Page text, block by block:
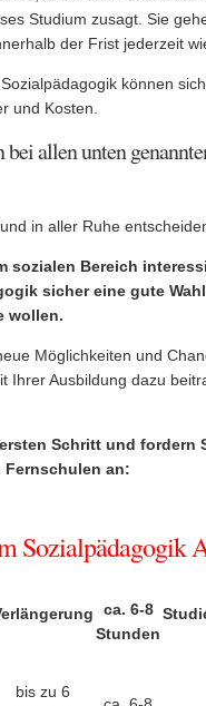
Studium zusagt. Sie
der Frist jederzeit
können
und Kosten.
bei allen unten
in aller Ruhe
sozialen Bereich
sicher eine gute
wollen.
Möglichkeiten und
Ihrer Ausbildung dazu
Schritt und
an:
Sozialpädagogik
ca. 6-8
Stunden
bis zu 6